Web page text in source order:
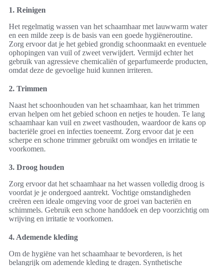
1. Reinigen
Het regelmatig wassen van het schaamhaar met lauwwarm water
en een milde zeep is de basis van een goede hygiëneroutine.
Zorg ervoor dat je het gebied grondig schoonmaakt en eventuele
ophopingen van vuil of zweet verwijdert. Vermijd echter het
gebruik van agressieve chemicaliën of geparfumeerde producten,
omdat deze de gevoelige huid kunnen irriteren.
2. Trimmen
Naast het schoonhouden van het schaamhaar, kan het trimmen
ervan helpen om het gebied schoon en netjes te houden. Te lang
schaamhaar kan vuil en zweet vasthouden, waardoor de kans op
bacteriële groei en infecties toeneemt. Zorg ervoor dat je een
scherpe en schone trimmer gebruikt om wondjes en irritatie te
voorkomen.
3. Droog houden
Zorg ervoor dat het schaamhaar na het wassen volledig droog is
voordat je je ondergoed aantrekt. Vochtige omstandigheden
creëren een ideale omgeving voor de groei van bacteriën en
schimmels. Gebruik een schone handdoek en dep voorzichtig om
wrijving en irritatie te voorkomen.
4. Ademende kleding
Om de hygiëne van het schaamhaar te bevorderen, is het
belangrijk om ademende kleding te dragen. Synthetische